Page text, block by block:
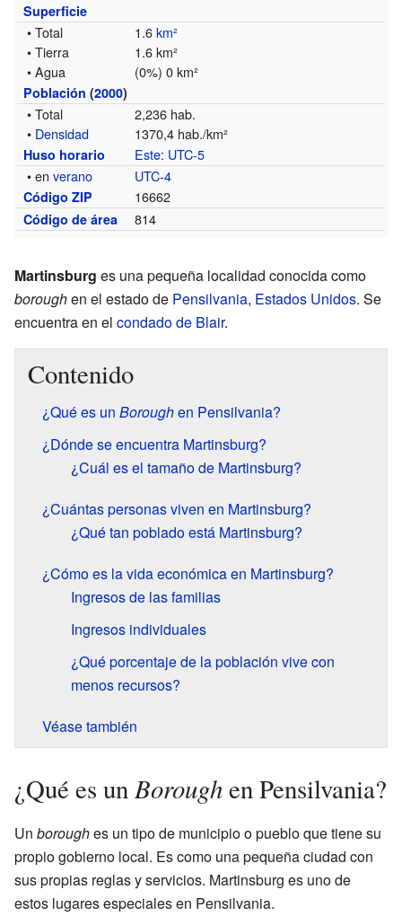
Superficie
• Total 1.6km²
• Tierra
1.6 km²
• Agua
(0%) 0 km²
Población (2000)
• Total
2,236 hab.
• Densidad 1370,4 hab./km²
Huso horario Este: UTC-5
• enverano UTC-4
Código ZIP 16662
Código de área 814
Martinsburg es una pequeña localidad conocida como
boroughen el estado de Pensilvania, Estados Unidos. Se
encuentra en el condado de Blair.
Contenido
¿Qué es un Boroughen Pensilvania?
¿Dónde se encuentra Martinsburg?
¿Cuál es el tamaño de Martinsburg?
¿Cuántas personas viven en Martinsburg?
¿Qué tan poblado está Martinsburg?
¿Cómo es la vida económica en Martinsburg?
Ingresos de las familias
Ingresos individuales
¿Qué porcentaje de la población vive con
menos recursos?
Véase también
¿Qué es unBoroughen Pensilvania?
Un boroughes un tipo de municipio o pueblo que tiene su
propio gobierno local. Es como una pequeña ciudad con
sus propias reglas y servicios. Martinsburg es uno de
estos lugares especiales en Pensilvania.